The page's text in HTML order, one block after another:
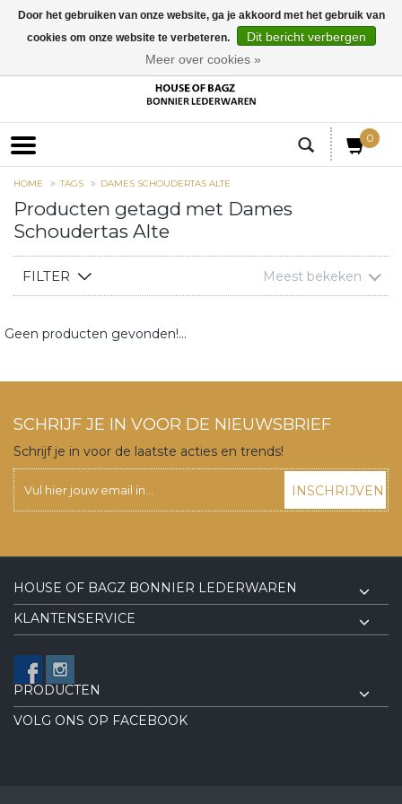
0
HOME TAGS DAMES SCHOUDERTAS ALTE
Producten getagd met Dames
Schoudertas Alte
FILTER Meest bekeken
Geen producten gevonden!...
SCHRIJF JE IN VOOR DE NIEUWSBRIEF
Schrijf je in voor de laatste acties en trends!
INSCHRIJVEN
HOUSE OF BAGZ BONNIER LEDERWAREN
KLANTENSERVICE
PRODUCTEN
VOLG ONS OP FACEBOOK
Door het gebruiken van onze website, ga je akkoord met het gebruik van
cookies om onze website te verbeteren.
Dit bericht verbergen
Meer over cookies »